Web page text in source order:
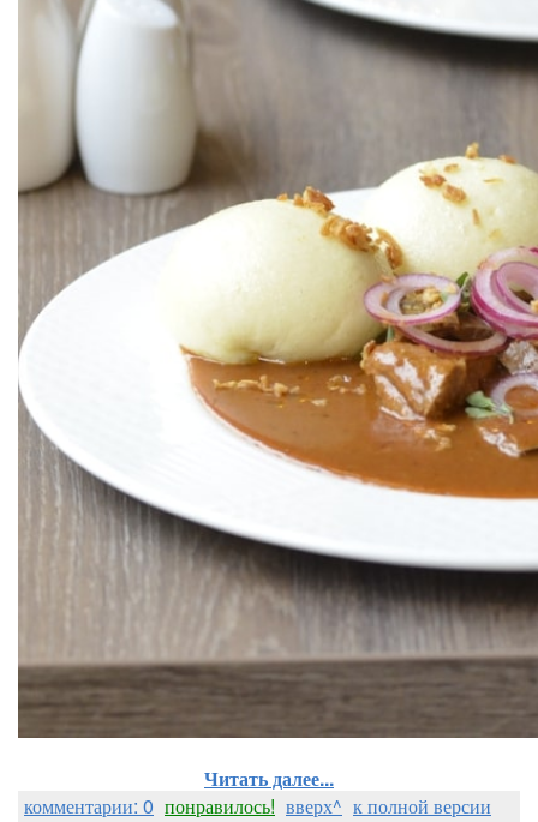
Читать далее...
комментарии: 0 понравилось! вверх^ к полной версии